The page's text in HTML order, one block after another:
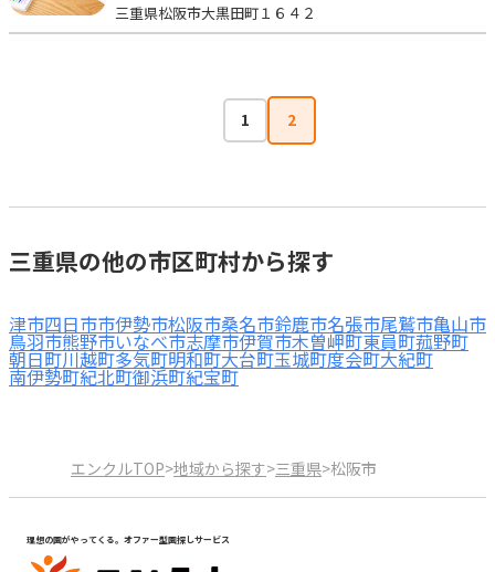
三重県松阪市大黒田町１６４２
1 2
三重県の他の市区町村から探す
津市四日市市伊勢市松阪市桑名市鈴鹿市名張市尾鷲市亀山市
鳥羽市熊野市いなべ市志摩市伊賀市木曽岬町東員町菰野町
朝日町川越町多気町明和町大台町玉城町度会町大紀町
南伊勢町紀北町御浜町紀宝町
エンクルTOP>地域から探す>三重県>松阪市
理想の園がやってくる。オファー型園探しサービス